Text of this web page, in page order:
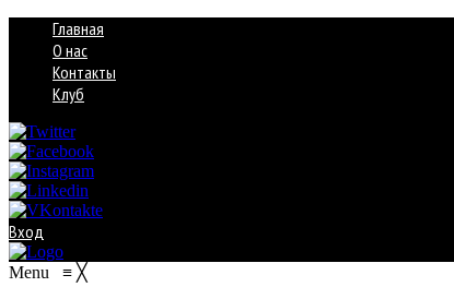
Главная
О нас
Контакты
Клуб
Вход
Menu ≡ ╳